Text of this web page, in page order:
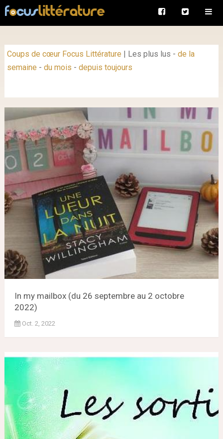
Coups de cœur Focus Littérature | Les plus lus - de la
semaine - du mois - depuis toujours
In my mailbox (du 26 septembre au 2 octobre
2022)
Oct. 2, 2022